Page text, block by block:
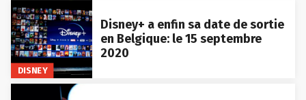
DISNEY
Disney+ a enfin sa date de sortie
en Belgique: le 15 septembre
2020